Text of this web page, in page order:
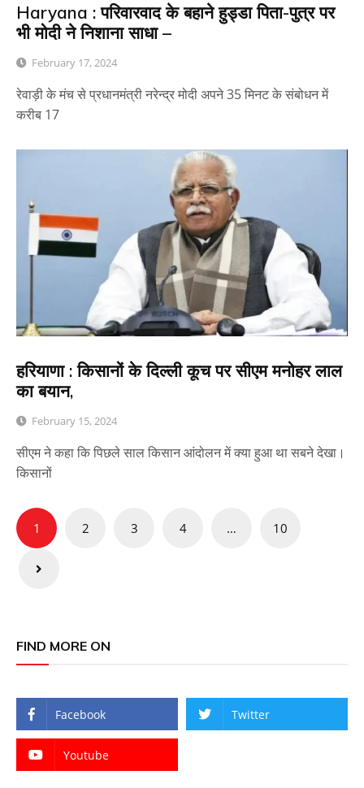
Haryana : परिवारवाद के बहाने हुड्डा पिता-पुत्र पर
भी मोदी ने निशाना साधा –
February 17, 2024
रेवाड़ी के मंच से प्रधानमंत्री नरेन्द्र मोदी अपने 35 मिनट के संबोधन में
करीब 17
हरियाणा : किसानों के दिल्ली कूच पर सीएम मनोहर लाल
का बयान,
February 15, 2024
सीएम ने कहा कि पिछले साल किसान आंदोलन में क्या हुआ था सबने देखा।
किसानों
Posts
pagination
1 2 3 4 … 10
FIND MORE ON
Facebook Twitter
Youtube